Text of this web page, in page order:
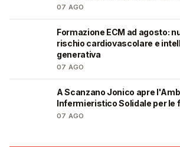
07 AGO
Formazione ECM ad agosto:
rischio cardiovascolare e
generativa
07 AGO
A Scanzano Jonico apre
Infermieristico Solidale per le
07 AGO